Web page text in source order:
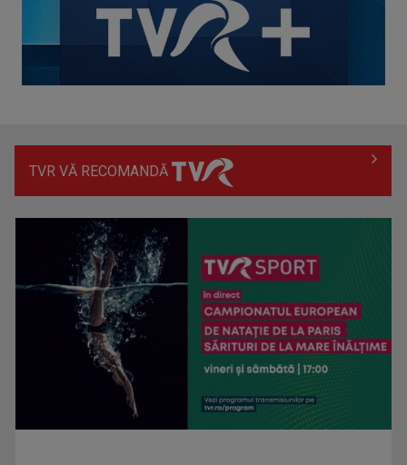
Giulia Nahmany şi Daniel Nuţă prezintă finala Selecţiei
TVR VĂ RECOMANDĂ